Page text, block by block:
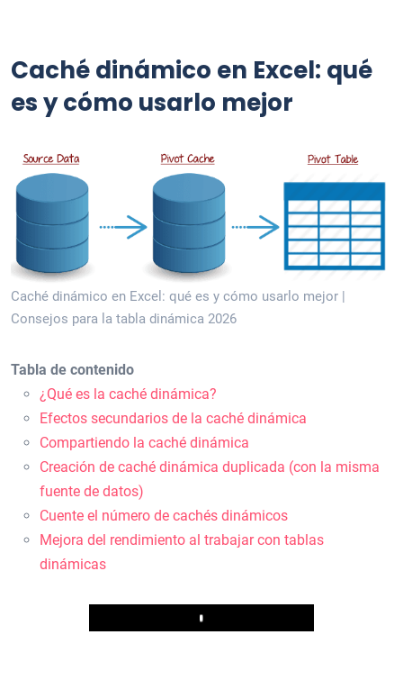
Caché dinámico en Excel: qué
es y cómo usarlo mejor
Caché dinámico en Excel: qué es y cómo usarlo mejor |
Consejos para la tabla dinámica 2026
Tabla de contenido
¿Qué es la caché dinámica?
Efectos secundarios de la caché dinámica
Compartiendo la caché dinámica
Creación de caché dinámica duplicada (con la misma
fuente de datos)
Cuente el número de cachés dinámicos
Mejora del rendimiento al trabajar con tablas
dinámicas
Play